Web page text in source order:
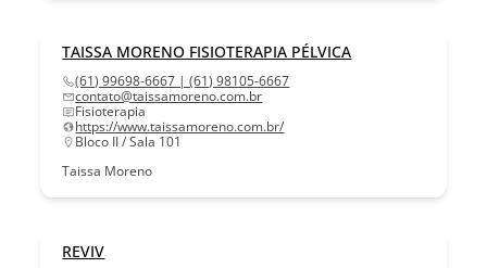
TAISSA MORENO FISIOTERAPIA PÉLVICA
(61) 99698-6667 | (61) 98105-6667
contato@taissamoreno.com.br
Fisioterapia
https://www.taissamoreno.com.br/
Bloco II / Sala 101
Taissa Moreno
REVIV